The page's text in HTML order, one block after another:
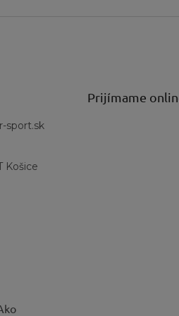
sport.sk
Košice
Prijímame